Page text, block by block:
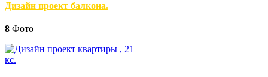
Дизайн проект балкона.
8 Фото